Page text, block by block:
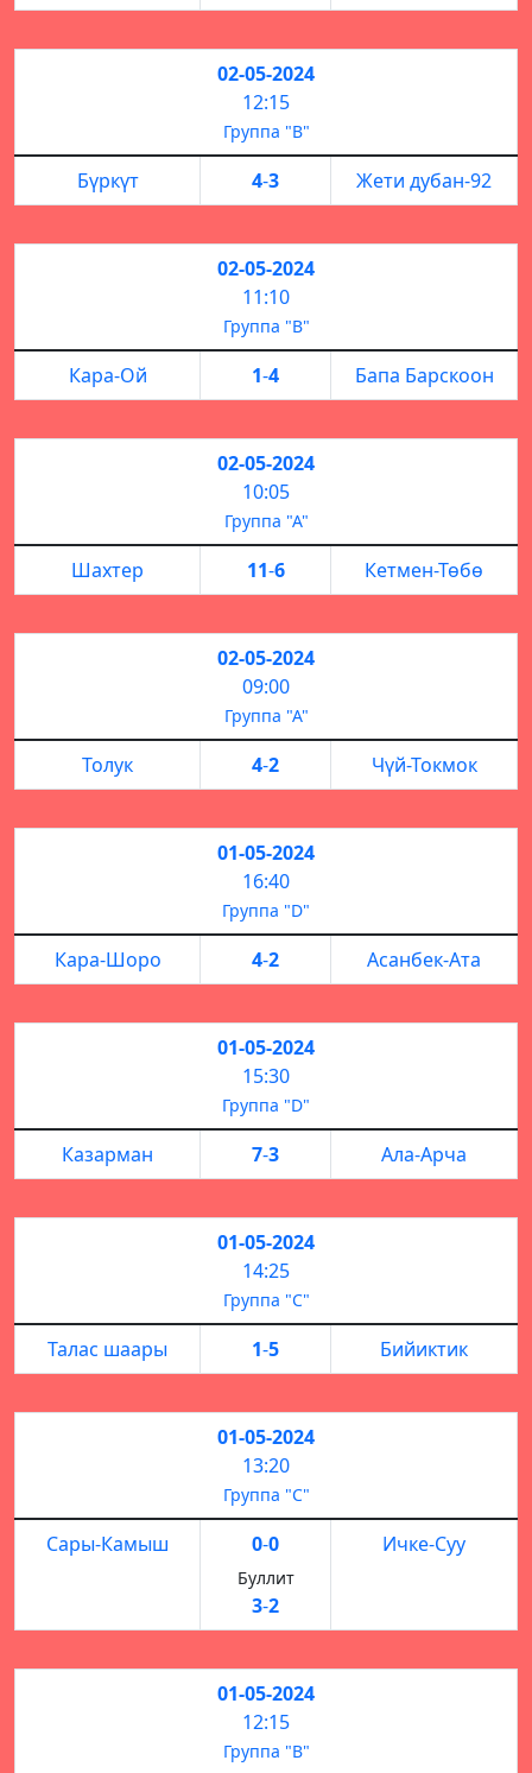
02-05-2024
12:15
Группа "В"
Бүркүт 4-3 Жети дубан-92
02-05-2024
11:10
Группа "В"
Кара-Ой 1-4 Бапа Барскоон
02-05-2024
10:05
Группа "А"
Шахтер 11-6 Кетмен-Төбө
02-05-2024
09:00
Группа "А"
Толук 4-2 Чүй-Токмок
01-05-2024
16:40
Группа "D"
Кара-Шоро 4-2 Асанбек-Ата
01-05-2024
15:30
Группа "D"
Казарман 7-3 Ала-Арча
01-05-2024
14:25
Группа "С"
Талас шаары 1-5 Бийиктик
01-05-2024
13:20
Группа "С"
Сары-Камыш 0-0
Буллит
3-2
Ичке-Суу
01-05-2024
12:15
Группа "В"